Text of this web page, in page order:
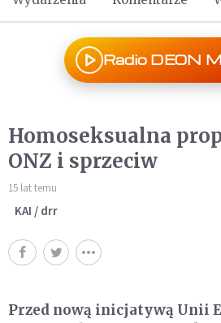
Radio DEON
Homoseksualna
ONZ i sprzeciw
15 lat temu
KAI / drr
Przed nową inicjatywą Unii